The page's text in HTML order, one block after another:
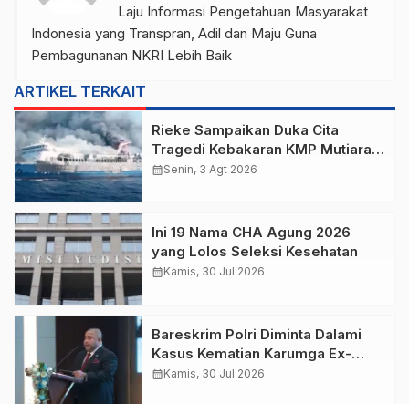
Laju Informasi Pengetahuan Masyarakat
Indonesia yang Transpran, Adil dan Maju Guna
Pembagunanan NKRI Lebih Baik
ARTIKEL TERKAIT
Rieke Sampaikan Duka Cita
Tragedi Kebakaran KMP Mutiara
Sentosa 2 di Perairan Utara
calendar_monthSenin, 3 Agt 2026
Ini 19 Nama CHA Agung 2026
yang Lolos Seleksi Kesehatan
calendar_monthKamis, 30 Jul 2026
Bareskrim Polri Diminta Dalami
Kasus Kematian Karumga Ex-
Jampidsus
calendar_monthKamis, 30 Jul 2026